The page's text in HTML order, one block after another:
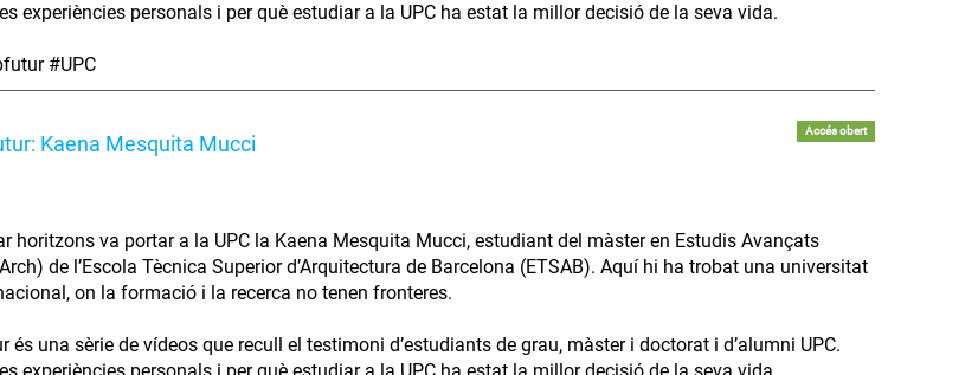
experiències personals i per què estudiar a la UPC ha estat la millor decisió de la seva vida.
#UPC
Kaena Mesquita Mucci
Accés obert
horitzons va portar a la UPC la Kaena Mesquita Mucci, estudiant del màster en Estudis Avançats
de l’Escola Tècnica Superior d’Arquitectura de Barcelona (ETSAB). Aquí hi ha trobat una universitat
on la formació i la recerca no tenen fronteres.
és una sèrie de vídeos que recull el testimoni d’estudiants de grau, màster i doctorat i d’alumni UPC.